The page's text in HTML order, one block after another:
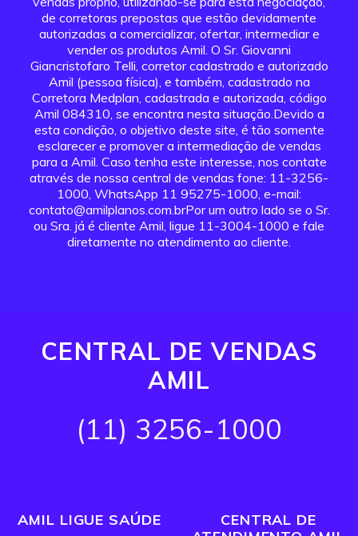
de corretoras prepostas que estão devidamente
autorizadas a comercializar, ofertar, intermediar e
vender os produtos Amil. O Sr. Giovanni
Giancristofaro Telli, corretor cadastrado e autorizado
Amil (pessoa física), e também, cadastrado na
Corretora Medplan, cadastrada e autorizada, código
Amil 084310, se encontra nesta situação.Devido a
esta condição, o objetivo deste site, é tão somente
esclarecer e promover a intermediação de vendas
para a Amil. Caso tenha este interesse, nos contate
através de nossa central de vendas fone: 11-3256-
1000, WhatsApp 11 95275-1000, e-mail:
contato@amilplanos.com.brPor um outro lado se o Sr.
ou Sra. já é cliente Amil, ligue 11-3004-1000 e fale
diretamente no atendimento ao cliente.
CENTRAL DE VENDAS
AMIL
(11) 3256-1000
AMIL LIGUE SAÚDE
CENTRAL DE